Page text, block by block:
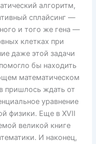
алгоритм,
сплайсинг —
и того же гена —
клетках при
даже этой задачи
бы находить
математическом
пришлось ждать от
уравнение
физики. Еще в XVII
великой книге
И наконец,